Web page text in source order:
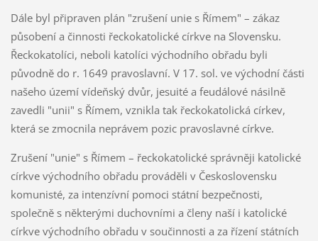
Dále byl připraven plán "zrušení unie s Římem" – zákaz
působení a činnosti řeckokatolické církve na Slovensku.
Řeckokatolíci, neboli katolíci východního obřadu byli
původně do r. 1649 pravoslavní. V 17. sol. ve východní části
našeho území vídeňský dvůr, jesuité a feudálové násilně
zavedli "unii" s Římem, vznikla tak řeckokatolická církev,
která se zmocnila neprávem pozic pravoslavné církve.
Zrušení "unie" s Římem – řeckokatolické správněji katolické
církve východního obřadu prováděli v Československu
komunisté, za intenzívní pomoci státní bezpečnosti,
společně s některými duchovními a členy naší i katolické
církve východního obřadu v součinnosti a za řízení státních